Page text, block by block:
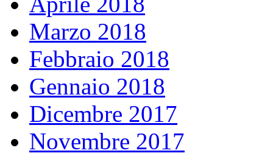
Marzo 2018
Febbraio 2018
Gennaio 2018
Dicembre 2017
Novembre 2017